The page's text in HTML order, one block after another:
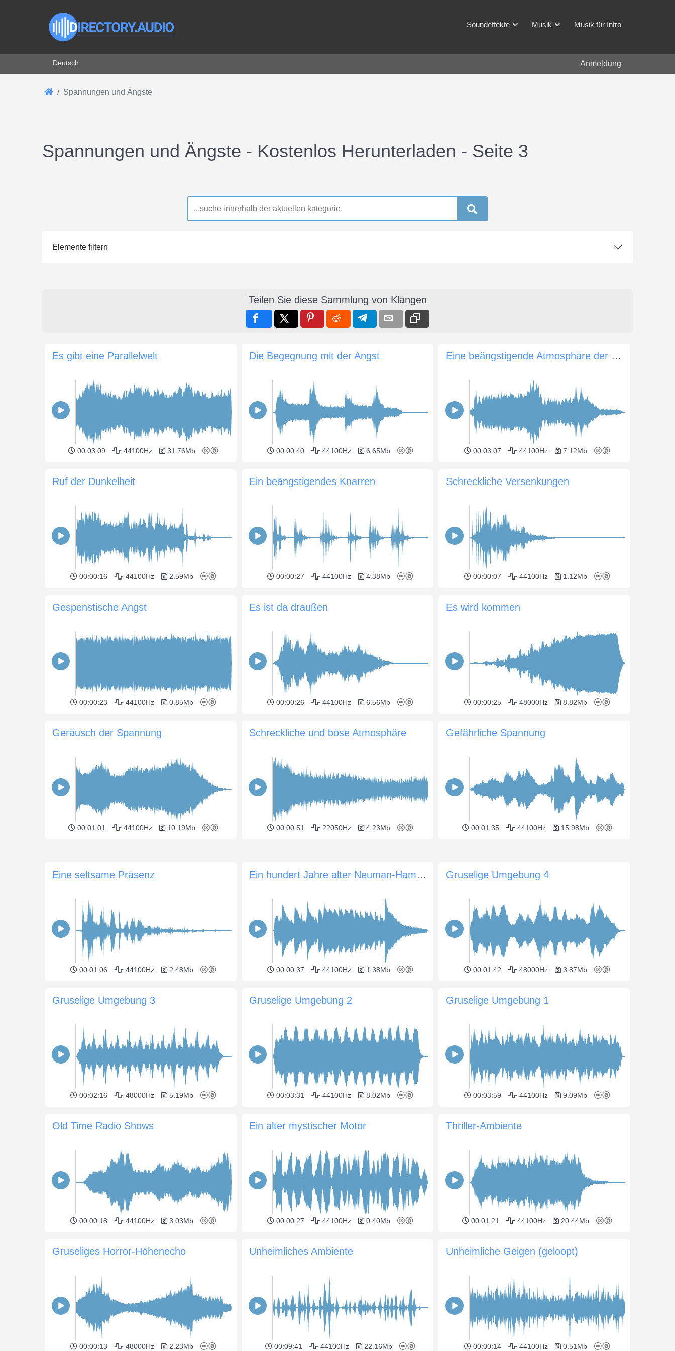
Soundeffekte Musik Musik für Intro
Sprache auswählen
Deutsch Anmeldung
Spannungen und Ängste
Spannungen und Ängste - Kostenlos Herunterladen - Seite 3
Elemente filtern
Teilen Sie diese Sammlung von Klängen
Es gibt eine Parallelwelt
00:03:09 44100Hz 31.76Mb
Die Begegnung mit der Angst
00:00:40 44100Hz 6.65Mb
Eine beängstigende Atmosphäre der Spannung
00:03:07 44100Hz 7.12Mb
Ruf der Dunkelheit
00:00:16 44100Hz 2.59Mb
Ein beängstigendes Knarren
00:00:27 44100Hz 4.38Mb
Schreckliche Versenkungen
00:00:07 44100Hz 1.12Mb
Gespenstische Angst
00:00:23 44100Hz 0.85Mb
Es ist da draußen
00:00:26 44100Hz 6.56Mb
Es wird kommen
00:00:25 48000Hz 8.82Mb
Geräusch der Spannung
00:01:01 44100Hz 10.19Mb
Schreckliche und böse Atmosphäre
00:00:51 22050Hz 4.23Mb
Gefährliche Spannung
00:01:35 44100Hz 15.98Mb
Eine seltsame Präsenz
00:01:06 44100Hz 2.48Mb
Ein hundert Jahre alter Neuman-Hamburg-Flügel
00:00:37 44100Hz 1.38Mb
Gruselige Umgebung 4
00:01:42 48000Hz 3.87Mb
Gruselige Umgebung 3
00:02:16 48000Hz 5.19Mb
Gruselige Umgebung 2
00:03:31 44100Hz 8.02Mb
Gruselige Umgebung 1
00:03:59 44100Hz 9.09Mb
Old Time Radio Shows
00:00:18 44100Hz 3.03Mb
Ein alter mystischer Motor
00:00:27 44100Hz 0.40Mb
Thriller-Ambiente
00:01:21 44100Hz 20.44Mb
Gruseliges Horror-Höhenecho
00:00:13 48000Hz 2.23Mb
Unheimliches Ambiente
00:09:41 44100Hz 22.16Mb
Unheimliche Geigen (geloopt)
00:00:14 44100Hz 0.51Mb